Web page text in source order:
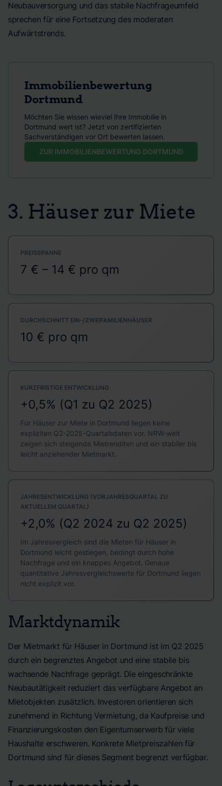
Neubauversorgung und das stabile Nachfrageumfeld
sprechen für eine Fortsetzung des moderaten
Aufwärtstrends.
Immobilienbewertung
Dortmund
Möchten Sie wissen wieviel Ihre Immobilie in
Dortmund wert ist? Jetzt von zertifizierten
Sachverständigen vor Ort bewerten lassen.
ZUR IMMOBILIENBEWERTUNG DORTMUND
3. Häuser zur Miete
PREISSPANNE
7 € – 14 € pro qm
DURCHSCHNITT EIN-/ZWEIFAMILIENHÄUSER
10 € pro qm
KURZFRISTIGE ENTWICKLUNG
+0,5% (Q1 zu Q2 2025)
Für Häuser zur Miete in Dortmund liegen keine
expliziten Q2-2025-Quartalsdaten vor. NRW-weit
zeigen sich steigende Mietrenditen und ein stabiler bis
leicht anziehender Mietmarkt.
JAHRESENTWICKLUNG (VORJAHRESQUARTAL ZU
AKTUELLEM QUARTAL)
+2,0% (Q2 2024 zu Q2 2025)
Im Jahresvergleich sind die Mieten für Häuser in
Dortmund leicht gestiegen, bedingt durch hohe
Nachfrage und ein knappes Angebot. Genaue
quantitative Jahresvergleichswerte für Dortmund liegen
nicht explizit vor.
Marktdynamik
Der Mietmarkt für Häuser in Dortmund ist im Q2 2025
durch ein begrenztes Angebot und eine stabile bis
wachsende Nachfrage geprägt. Die eingeschränkte
Neubautätigkeit reduziert das verfügbare Angebot an
Mietobjekten zusätzlich. Investoren orientieren sich
zunehmend in Richtung Vermietung, da Kaufpreise und
Finanzierungskosten den Eigentumserwerb für viele
Haushalte erschweren. Konkrete Mietpreiszahlen für
Dortmund sind für dieses Segment begrenzt verfügbar.